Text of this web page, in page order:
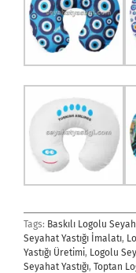
Tags: Baskılı Logolu
Seyahat Yastığı İmalatı,
Yastığı Üretimi, Logolu
Seyahat Yastığı, Toptan